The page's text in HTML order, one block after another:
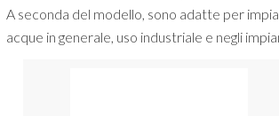
A seconda del modello, sono adatte per
acque in generale, uso industriale e negli